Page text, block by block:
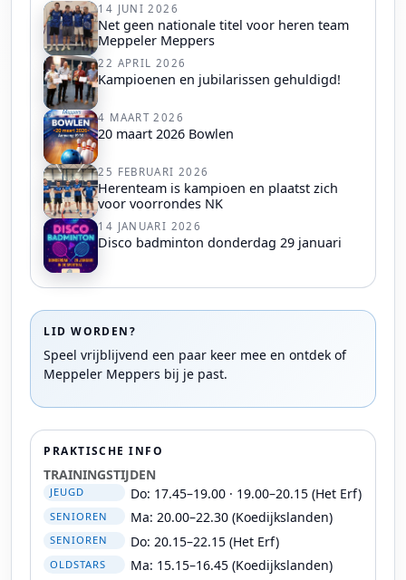
14 JUNI 2026
Net geen nationale titel voor heren team
Meppeler Meppers
22 APRIL 2026
Kampioenen en jubilarissen gehuldigd!
4 MAART 2026
20 maart 2026 Bowlen
25 FEBRUARI 2026
Herenteam is kampioen en plaatst zich
voor voorrondes NK
14 JANUARI 2026
Disco badminton donderdag 29 januari
LID WORDEN?
Speel vrijblijvend een paar keer mee en ontdek of
Meppeler Meppers bij je past.
PRAKTISCHE INFO
TRAININGSTIJDEN
JEUGD Do: 17.45–19.00 · 19.00–20.15 (Het Erf)
SENIOREN Ma: 20.00–22.30 (Koedijkslanden)
SENIOREN Do: 20.15–22.15 (Het Erf)
OLDSTARS Ma: 15.15–16.45 (Koedijkslanden)